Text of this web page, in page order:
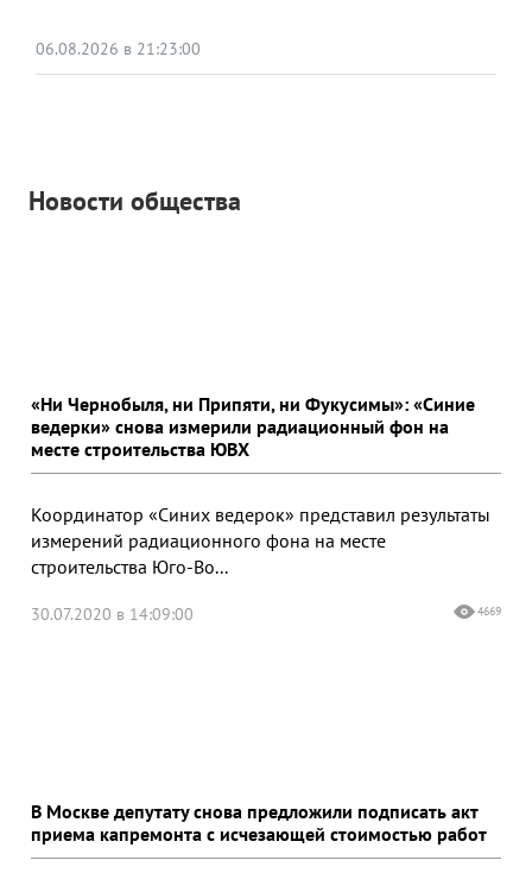
06.08.2026 в 21:23:00
Новости общества
«Ни Чернобыля, ни Припяти, ни Фукусимы»: «Синие
ведерки» снова измерили радиационный фон на
месте строительства ЮВХ
Координатор «Синих ведерок» представил результаты
измерений радиационного фона на месте
строительства Юго-Во...
30.07.2020 в 14:09:00 4669
В Москве депутату снова предложили подписать акт
приема капремонта с исчезающей стоимостью работ